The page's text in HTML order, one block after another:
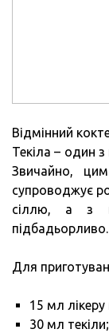
Відмінний
Текіла – один з
Звичайно,
супроводжує
сіллю, а з
Для
15 мл
30 мл текіли;